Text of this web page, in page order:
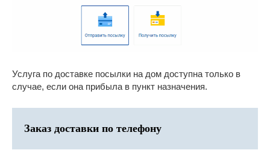
Услуга по доставке посылки на дом доступна только в
случае, если она прибыла в пункт назначения.
Заказ доставки по телефону